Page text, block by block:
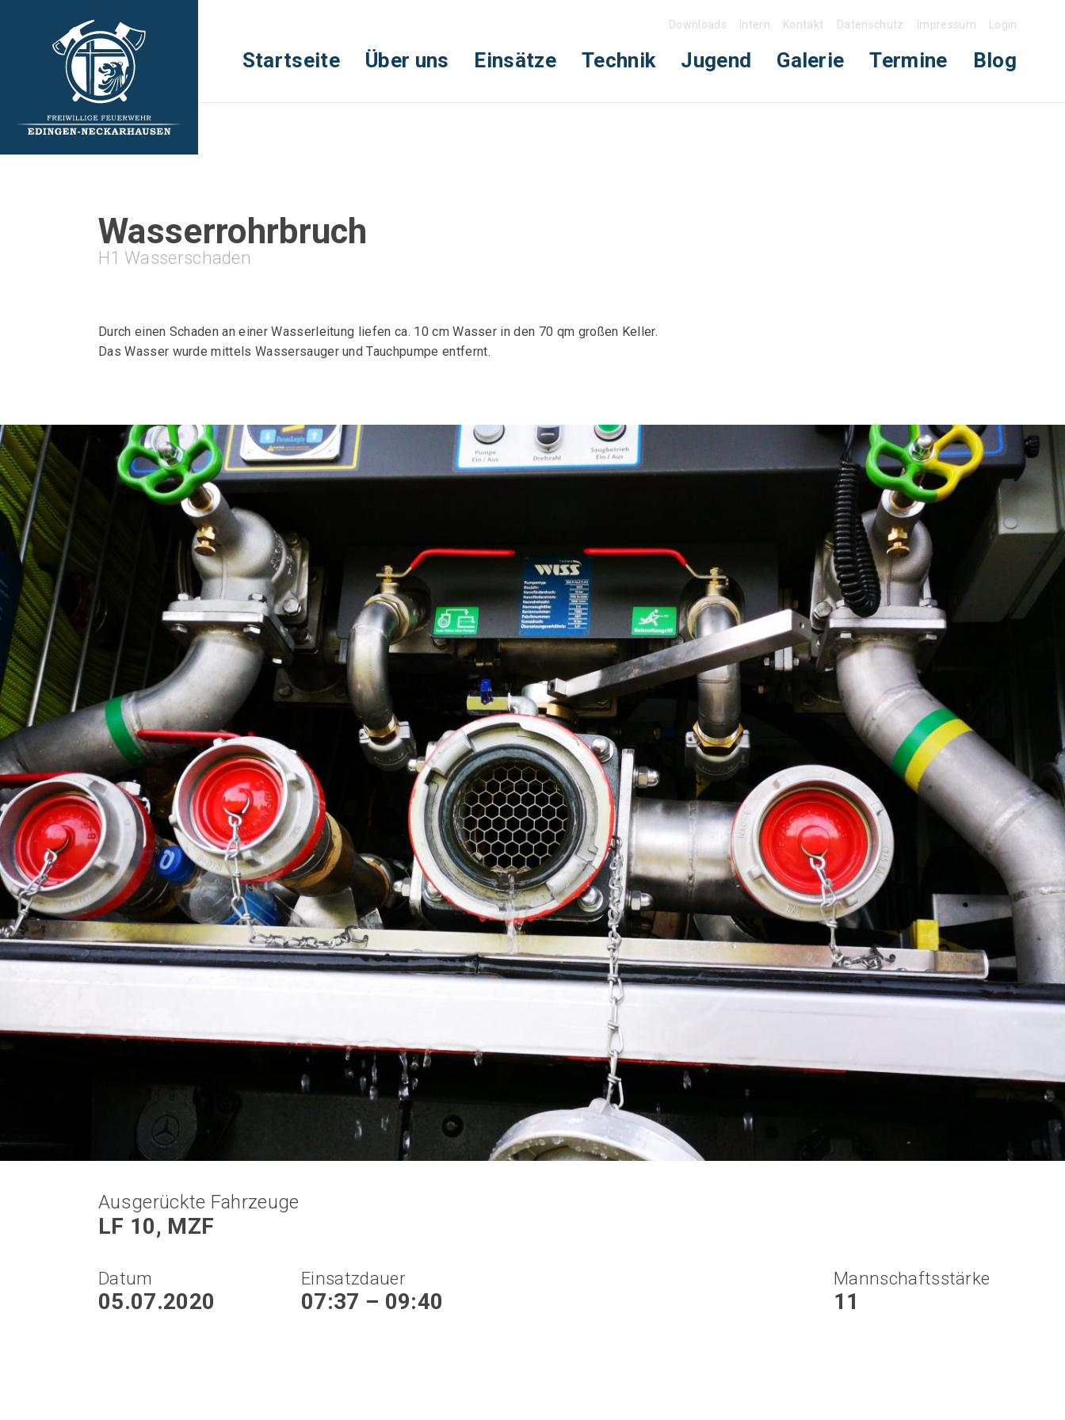
Downloads Intern Kontakt Datenschutz Impressum Login
Startseite Über uns Einsätze Technik Jugend Galerie Termine Blog
Wasserrohrbruch
H1 Wasserschaden
Durch einen Schaden an einer Wasserleitung liefen ca. 10 cm Wasser in den 70 qm großen Keller.
Das Wasser wurde mittels Wassersauger und Tauchpumpe entfernt.
Ausgerückte Fahrzeuge
LF 10, MZF
Datum
05.07.2020
Einsatzdauer
07:37 – 09:40
Mannschaftsstärke
11